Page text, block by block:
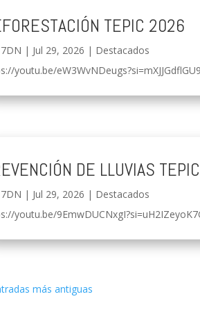
TEPIC 2026
7DN | Jul 29, 2026 | Destacados
youtu.be/
DE LLUVIAS TEPIC
7DN | Jul 29, 2026 | Destacados
youtu.be/
más antiguas